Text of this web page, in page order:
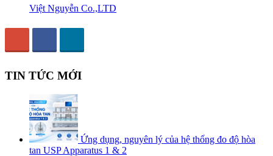
Việt Nguyễn Co.,LTD
TIN TỨC MỚI
Ứng dụng, nguyên lý của hệ thống đo độ hòa
tan USP Apparatus 1 & 2